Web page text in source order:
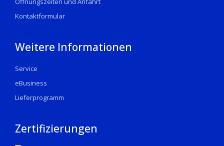
Kontaktformular
Weitere Informationen
Service
eBusiness
Lieferprogramm
Zertifizierungen